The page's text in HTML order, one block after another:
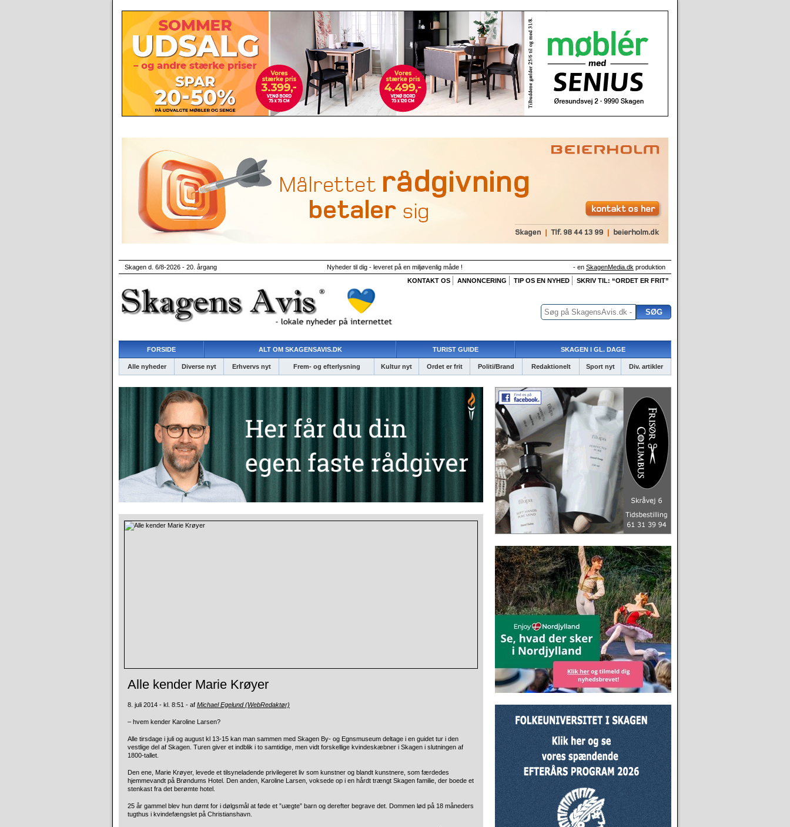
Skagen d. 6/8-2026 - 20. årgang Nyheder til dig - leveret på en miljøvenlig måde ! - en SkagenMedia.dk produktion
KONTAKT OS
ANNONCERING TIP OS EN NYHED SKRIV TIL: “ORDET ER FRIT”
FORSIDE ALT OM SKAGENSAVIS.DK TURIST GUIDE SKAGEN I GL. DAGE
Alle nyheder Diverse nyt Erhvervs nyt Frem- og efterlysning Kultur nyt Ordet er frit Politi/Brand Redaktionelt Sport nyt Div. artikler
Alle kender Marie Krøyer
8. juli 2014 - kl. 8:51 - af Michael Egelund (WebRedaktør)
– hvem kender Karoline Larsen?
Alle tirsdage i juli og august kl 13-15 kan man sammen med Skagen By- og Egnsmuseum deltage i en guidet tur i den
vestlige del af Skagen. Turen giver et indblik i to samtidige, men vidt forskellige kvindeskæbner i Skagen i slutningen af
1800-tallet.
Den ene, Marie Krøyer, levede et tilsyneladende privilegeret liv som kunstner og blandt kunstnere, som færdedes
hjemmevandt på Brøndums Hotel. Den anden, Karoline Larsen, voksede op i en hårdt trængt Skagen familie, der boede et
stenkast fra det berømte hotel.
25 år gammel blev hun dømt for i dølgsmål at føde et ”uægte” barn og derefter begrave det. Dommen lød på 18 måneders
tugthus i kvindefængslet på Christianshavn.